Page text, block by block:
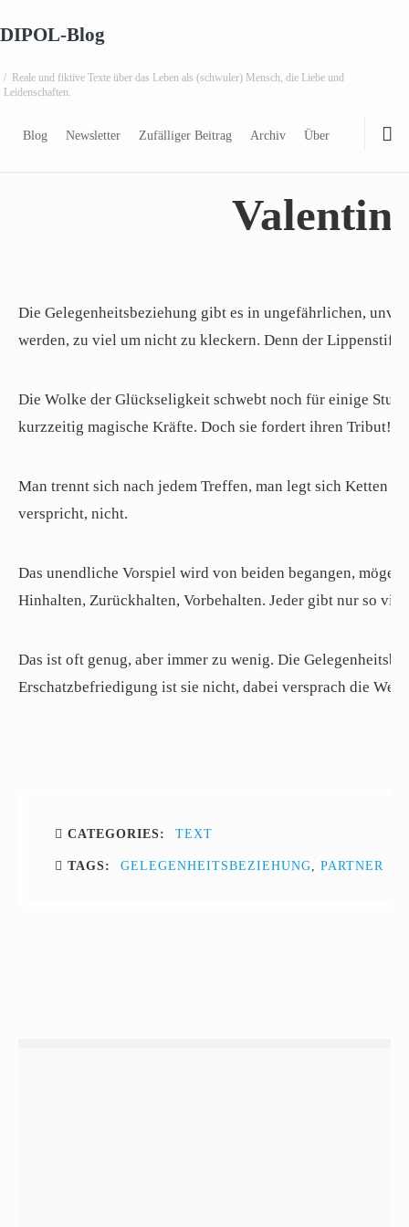
DIPOL-Blog
/
Reale und fiktive Texte über das Leben als (schwuler) Mensch, die Liebe und
Leidenschaften.
Blog Newsletter Zufälliger Beitrag Archiv Über
13.02.2010
Die Gelegenheitsbeziehung gibt es in ungefährlichen,
werden, zu viel um nicht zu kleckern. Denn der Lippenstift
Die Wolke der Glückseligkeit schwebt noch für einige
kurzzeitig magische Kräfte. Doch sie fordert ihren Tribut!
Man trennt sich nach jedem Treffen, man legt sich Ketten
verspricht, nicht.
Das unendliche Vorspiel wird von beiden begangen,
Hinhalten, Zurückhalten, Vorbehalten. Jeder gibt nur so
Das ist oft genug, aber immer zu wenig. Die
Erschatzbefriedigung ist sie nicht, dabei versprach die
CATEGORIES: TEXT
TAGS: GELEGENHEITSBEZIEHUNG, PARTNER